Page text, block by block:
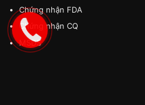
Chứng nhận FDA
Chứng nhận CQ
MSDS